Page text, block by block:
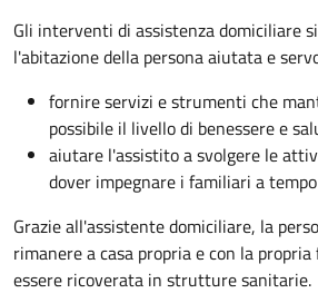
Gli interventi di assistenza domiciliare
l'abitazione della persona aiutata e
fornire servizi e strumenti che
possibile il livello di benessere e
aiutare l'assistito a svolgere le
dover impegnare i familiari a
Grazie all'assistente domiciliare, la
rimanere a casa propria e con la
essere ricoverata in strutture sanitarie.